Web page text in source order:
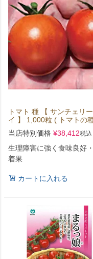
トマト 種 【 サンチェリ
イ 】 1,000粒 ( トマトの
当店特別価格 ¥38,412税込
生理障害に強く食味良好
着果
カートに入れる